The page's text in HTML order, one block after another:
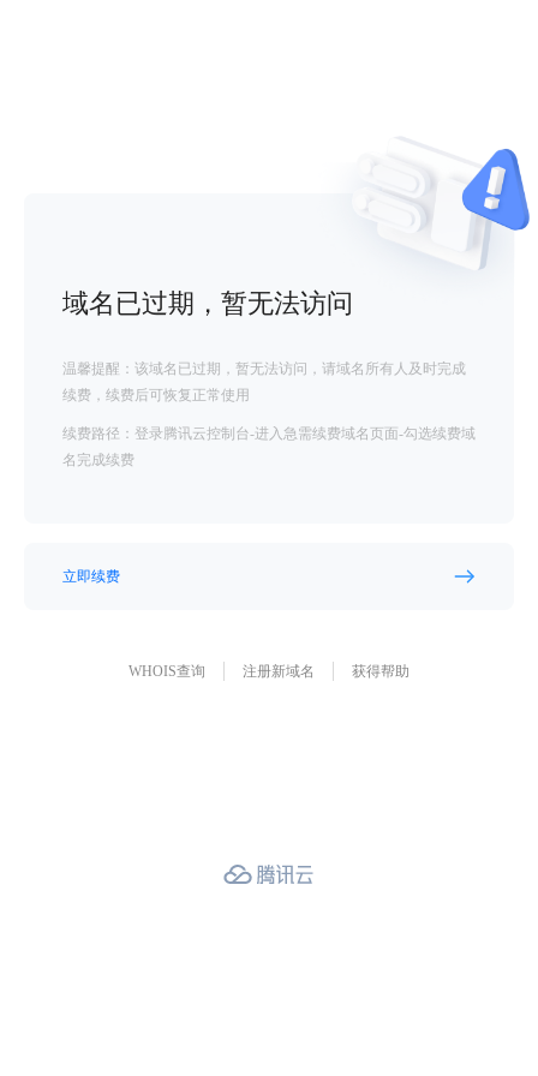
域名已过期，暂无法访问
温馨提醒：该域名已过期，暂无法访问，请域名所有人及时完成
续费，续费后可恢复正常使用
续费路径：登录腾讯云控制台-进入急需续费域名页面-勾选续费域
名完成续费
立即续费
WHOIS查询 注册新域名 获得帮助